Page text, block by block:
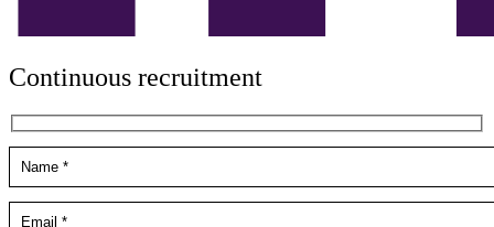
Continuous recruitment